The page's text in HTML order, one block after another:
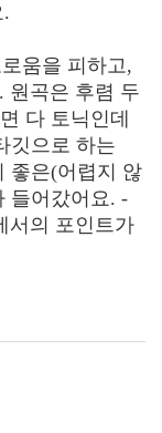
움을 피하고,
원곡은 후렴 두
다 토닉인데
깃으로 하는
좋은(어렵지 않
들어갔어요. -
서의 포인트가